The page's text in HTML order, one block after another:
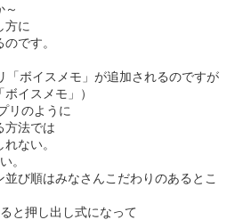
～
方に
です。
「ボイスメモ」が追加されるのですが
イスメモ」）
リのように
方法では
ない。
。
び順はみなさんこだわりのあるとこ
と押し出し式になって